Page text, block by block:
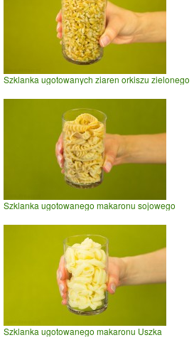
Szklanka ugotowanych ziaren orkiszu zielonego
Szklanka ugotowanego makaronu sojowego
Szklanka ugotowanego makaronu Uszka